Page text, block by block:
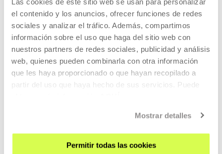
el contenido y los anuncios, ofrecer funciones de redes
sociales y analizar el tráfico. Además, compartimos
información sobre el uso que haga del sitio web con
nuestros partners de redes sociales, publicidad y análisis
web, quienes pueden combinarla con otra información
que les haya proporcionado o que hayan recopilado a
partir del uso que haya hecho de sus servicios. Puede
Mostrar detalles
Permitir todas las cookies
ACTIVIDADES EN LAS QUE HA
PARTICIPADO
ANTERIORES